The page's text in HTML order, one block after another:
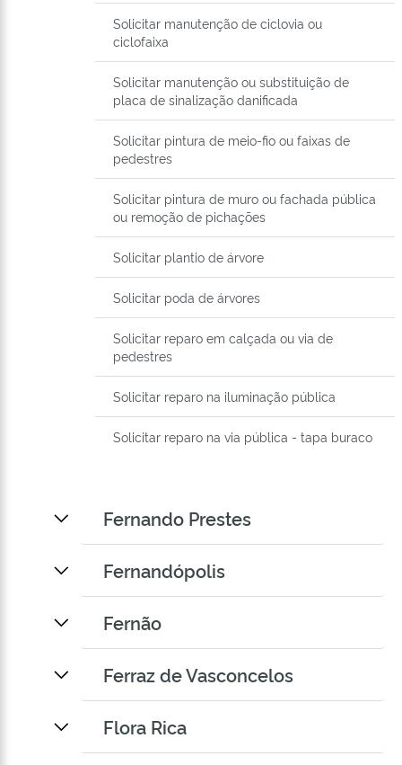
Solicitar manutenção de ciclovia ou
ciclofaixa
Solicitar manutenção ou substituição de
placa de sinalização danificada
Solicitar pintura de meio-fio ou faixas de
pedestres
Solicitar pintura de muro ou fachada pública
ou remoção de pichações
Solicitar plantio de árvore
Solicitar poda de árvores
Solicitar reparo em calçada ou via de
pedestres
Solicitar reparo na iluminação pública
Solicitar reparo na via pública - tapa buraco
Fernando Prestes
Fernandópolis
Fernão
Ferraz de Vasconcelos
Flora Rica